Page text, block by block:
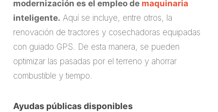
modernización es el empleo de maquinaria
inteligente. Aquí se incluye, entre otros, la
renovación de tractores y cosechadoras equipadas
con guiado GPS. De esta manera, se pueden
optimizar las pasadas por el terreno y ahorrar
combustible y tiempo.
Ayudas públicas disponibles